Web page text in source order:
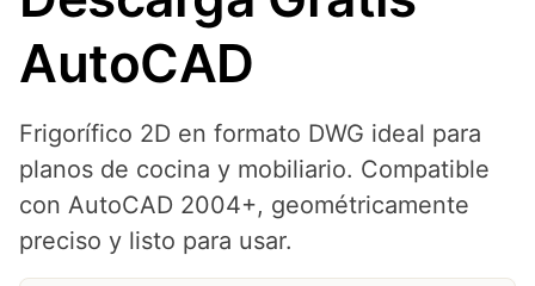
AutoCAD
Frigorífico 2D en formato DWG ideal para
planos de cocina y mobiliario. Compatible
con AutoCAD 2004+, geométricamente
preciso y listo para usar.